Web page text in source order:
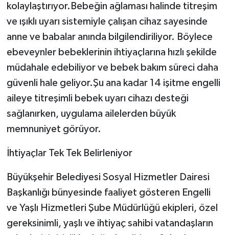
kolaylaştırıyor.Bebeğin ağlaması halinde titreşim
ve ışıklı uyarı sistemiyle çalışan cihaz sayesinde
anne ve babalar anında bilgilendiriliyor. Böylece
ebeveynler bebeklerinin ihtiyaçlarına hızlı şekilde
müdahale edebiliyor ve bebek bakım süreci daha
güvenli hale geliyor.Şu ana kadar 14 işitme engelli
aileye titreşimli bebek uyarı cihazı desteği
sağlanırken, uygulama ailelerden büyük
memnuniyet görüyor.
İhtiyaçlar Tek Tek Belirleniyor
Büyükşehir Belediyesi Sosyal Hizmetler Dairesi
Başkanlığı bünyesinde faaliyet gösteren Engelli
ve Yaşlı Hizmetleri Şube Müdürlüğü ekipleri, özel
gereksinimli, yaşlı ve ihtiyaç sahibi vatandaşların